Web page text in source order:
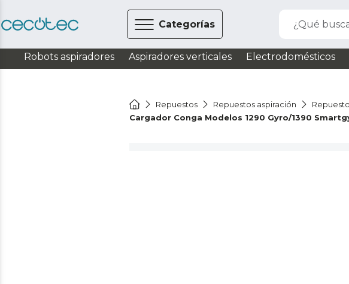
Categorías ¿Qué
Robots aspiradores Aspiradores verticales Electrodomésticos
Repuestos Repuestos aspiración
Cargador Conga Modelos 1290 Gyro/1390